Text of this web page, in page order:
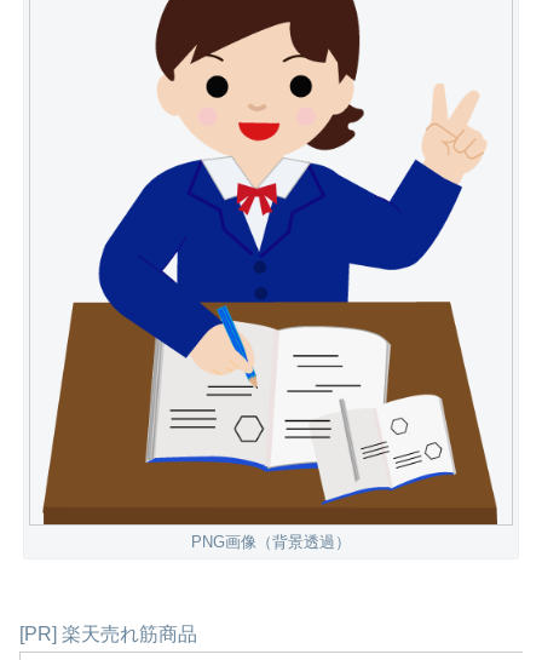
PNG画像（背景透過）
[PR] 楽天売れ筋商品